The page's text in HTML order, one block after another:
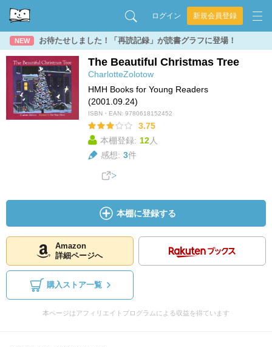
ログイン 新規会員登録
NEW お待たせしました！「再読記録」が読書グラフに登場！
The Beautiful Christmas Tree
CharlotteZolotow
HMH Books for Young Readers
(2001.09.24)
ISBN・EAN: 9780618152452
3.75
本棚登録: 12人
感想: 3件
本棚に登録する
Amazon
詳細ページへ
購入ストア一覧
本ページはアフィリエイトプログラムによる収益を得ています